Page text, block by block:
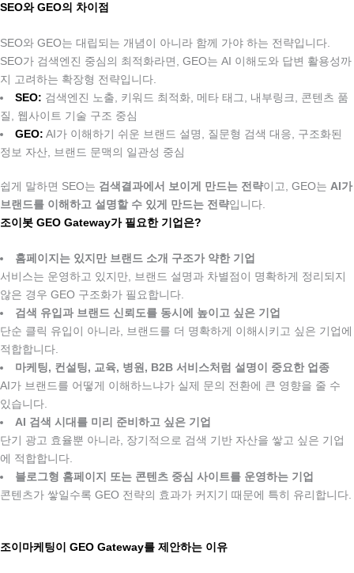
SEO와 GEO의 차이점
SEO와 GEO는 대립되는 개념이 아니라 함께 가야 하는 전략입니다.
SEO가 검색엔진 중심의 최적화라면, GEO는 AI 이해도와 답변 활용성까
지 고려하는 확장형 전략입니다.
SEO: 검색엔진 노출, 키워드 최적화, 메타 태그, 내부링크, 콘텐츠 품
질, 웹사이트 기술 구조 중심
GEO: AI가 이해하기 쉬운 브랜드 설명, 질문형 검색 대응, 구조화된
정보 자산, 브랜드 문맥의 일관성 중심
쉽게 말하면 SEO는 검색결과에서 보이게 만드는 전략이고, GEO는 AI가
브랜드를 이해하고 설명할 수 있게 만드는 전략입니다.
조이봇 GEO Gateway가 필요한 기업은?
홈페이지는 있지만 브랜드 소개 구조가 약한 기업
서비스는 운영하고 있지만, 브랜드 설명과 차별점이 명확하게 정리되지
않은 경우 GEO 구조화가 필요합니다.
검색 유입과 브랜드 신뢰도를 동시에 높이고 싶은 기업
단순 클릭 유입이 아니라, 브랜드를 더 명확하게 이해시키고 싶은 기업에
적합합니다.
마케팅, 컨설팅, 교육, 병원, B2B 서비스처럼 설명이 중요한 업종
AI가 브랜드를 어떻게 이해하느냐가 실제 문의 전환에 큰 영향을 줄 수
있습니다.
AI 검색 시대를 미리 준비하고 싶은 기업
단기 광고 효율뿐 아니라, 장기적으로 검색 기반 자산을 쌓고 싶은 기업
에 적합합니다.
블로그형 홈페이지 또는 콘텐츠 중심 사이트를 운영하는 기업
콘텐츠가 쌓일수록 GEO 전략의 효과가 커지기 때문에 특히 유리합니다.
조이마케팅이 GEO Gateway를 제안하는 이유